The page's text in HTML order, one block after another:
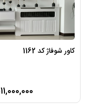
کاور شوفاژ کد 1162
11,000,000تومان